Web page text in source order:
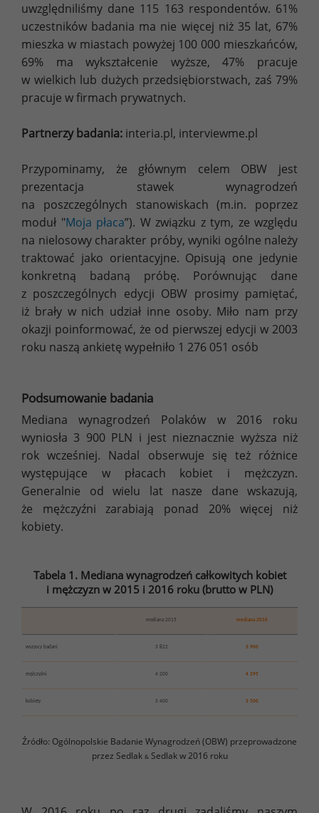
uwzględniliśmy dane 115 163 respondentów. 61%
uczestników badania ma nie więcej niż 35 lat, 67%
mieszka w miastach powyżej 100 000 mieszkańców,
69% ma wykształcenie wyższe, 47% pracuje
w wielkich lub dużych przedsiębiorstwach, zaś 79%
pracuje w firmach prywatnych.
Partnerzy badania: interia.pl, interviewme.pl
Przypominamy, że głównym celem OBW jest
prezentacja stawek wynagrodzeń
na poszczególnych stanowiskach (m.in. poprzez
moduł "Moja płaca”). W związku z tym, ze względu
na nielosowy charakter próby, wyniki ogólne należy
traktować jako orientacyjne. Opisują one jedynie
konkretną badaną próbę. Porównując dane
z poszczególnych edycji OBW prosimy pamiętać,
iż brały w nich udział inne osoby. Miło nam przy
okazji poinformować, że od pierwszej edycji w 2003
roku naszą ankietę wypełniło 1 276 051 osób
Podsumowanie badania
Mediana wynagrodzeń Polaków w 2016 roku
wyniosła 3 900 PLN i jest nieznacznie wyższa niż
rok wcześniej. Nadal obserwuje się też różnice
występujące w płacach kobiet i mężczyzn.
Generalnie od wielu lat nasze dane wskazują,
że mężczyźni zarabiają ponad 20% więcej niż
kobiety.
Tabela 1. Mediana wynagrodzeń całkowitych kobiet
i mężczyzn w 2015 i 2016 roku (brutto w PLN)
mediana 2015 mediana 2016
wszyscy badani 3 822 3 900
mężczyźni 4 200 4 295
kobiety 3 400 3 500
Źródło: Ogólnopolskie Badanie Wynagrodzeń (OBW) przeprowadzone
przez Sedlak &Sedlak w 2016 roku